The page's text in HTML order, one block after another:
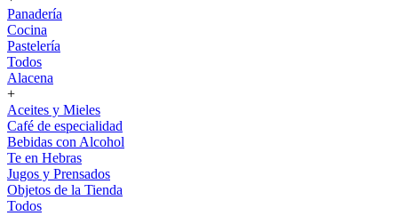
Panadería
Cocina
Pastelería
Todos
Alacena
+
Aceites y Mieles
Café de especialidad
Bebidas con Alcohol
Te en Hebras
Jugos y Prensados
Objetos de la Tienda
Todos